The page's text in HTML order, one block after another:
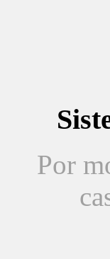
Por